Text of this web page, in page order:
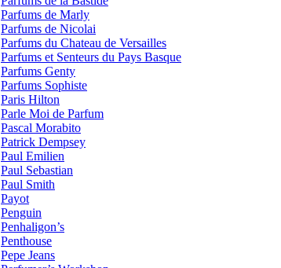
Parfums de Marly
Parfums de Nicolai
Parfums du Chateau de Versailles
Parfums et Senteurs du Pays Basque
Parfums Genty
Parfums Sophiste
Paris Hilton
Parle Moi de Parfum
Pascal Morabito
Patrick Dempsey
Paul Emilien
Paul Sebastian
Paul Smith
Payot
Penguin
Penhaligon’s
Penthouse
Pepe Jeans